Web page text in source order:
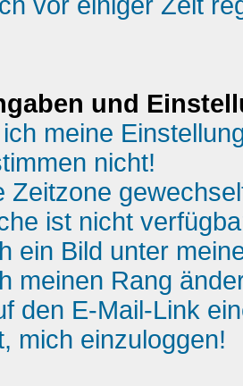
und
meine
nicht!
Zeitzone
ist nicht
ein Bild unter
meinen Rang
den E-Mail-Link
mich einzuloggen!